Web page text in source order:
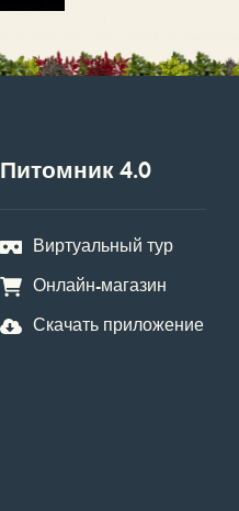
Питомник 4.0
Виртуальный тур
Онлайн-магазин
Скачать приложение